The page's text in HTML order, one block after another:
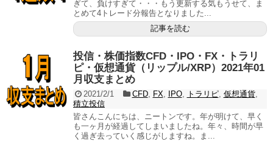
ぎて、負けすぎて・・・もう更新する気もうせて、ま
とめて4トレード分報告となりました...
記事を読む
投信・株価指数CFD・IPO・FX・トラリ
ピ・仮想通貨（リップル/XRP）2021年01
月収支まとめ
2021/2/1 CFD, FX, IPO, トラリピ, 仮想通貨,
積立投信
皆さんこんにちは、ニートンです。年が明けて、早く
も一ヶ月が経過してしまいましたね。年々、時間が早
く過ぎ去っていく感じがしますね。ま...